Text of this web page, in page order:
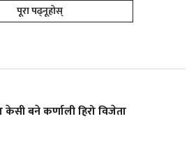
पूरा पढ्नूहोस्
केसी बने कर्णाली हिरो विजेता